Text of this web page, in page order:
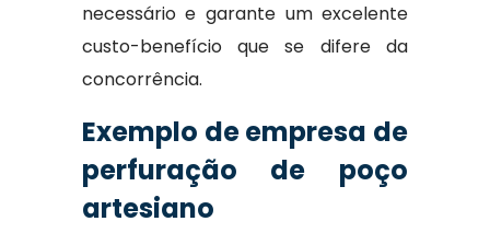
necessário e garante um excelente
custo-benefício que se difere da
concorrência.
Exemplo de empresa de
perfuração de poço
artesiano